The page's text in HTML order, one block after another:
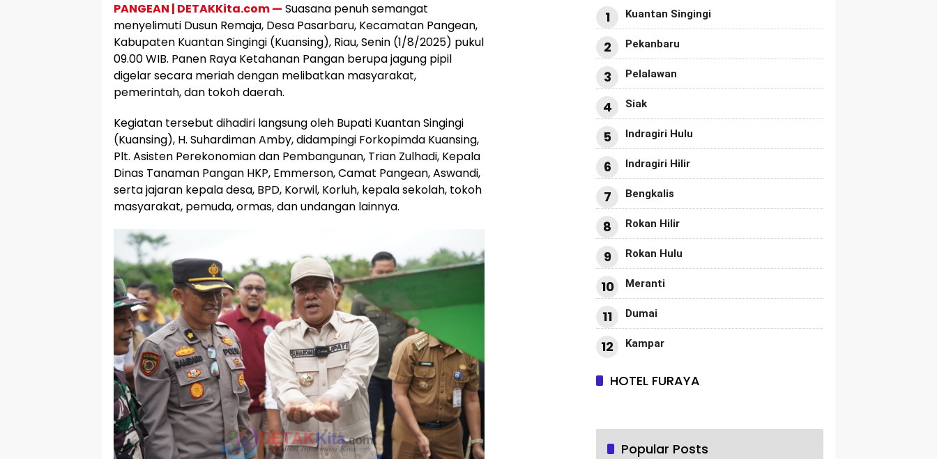
PANGEAN | DETAKKita.com — Suasana penuh semangat
menyelimuti Dusun Remaja, Desa Pasarbaru, Kecamatan Pangean,
Kabupaten Kuantan Singingi (Kuansing), Riau, Senin (1/8/2025) pukul
09.00 WIB. Panen Raya Ketahanan Pangan berupa jagung pipil
digelar secara meriah dengan melibatkan masyarakat,
pemerintah, dan tokoh daerah.
Kegiatan tersebut dihadiri langsung oleh Bupati Kuantan Singingi
(Kuansing), H. Suhardiman Amby, didampingi Forkopimda Kuansing,
Plt. Asisten Perekonomian dan Pembangunan, Trian Zulhadi, Kepala
Dinas Tanaman Pangan HKP, Emmerson, Camat Pangean, Aswandi,
serta jajaran kepala desa, BPD, Korwil, Korluh, kepala sekolah, tokoh
masyarakat, pemuda, ormas, dan undangan lainnya.
1 Kuantan Singingi
2 Pekanbaru
3 Pelalawan
4 Siak
5 Indragiri Hulu
6 Indragiri Hilir
7 Bengkalis
8 Rokan Hilir
9 Rokan Hulu
10 Meranti
11 Dumai
12 Kampar
HOTEL FURAYA
Popular Posts